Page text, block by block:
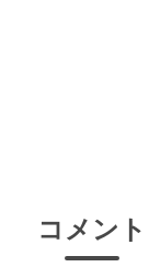
コメント